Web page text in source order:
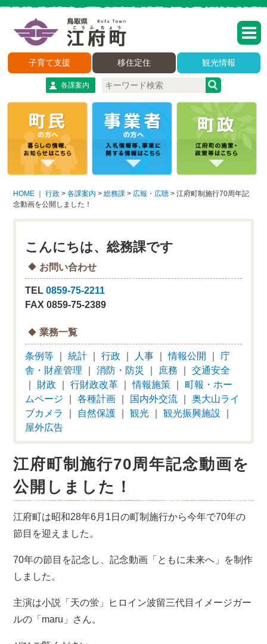
子育て支援 移住定住 観光情報
各課案内
HOME ｜行政 >各課案内 >総務課 > 広報・広聴 >江府町制施行70周年記
念動画を公開しました！
こんにちは、総務課です
お問い合わせ
TEL0859-75-2211
FAX 0859-75-2389
業務一覧
条例等 ｜統計 ｜行政 人事 ｜情報公開
庁
舎・財産管理 ｜消防・防災 庶務 ｜交通安全
財政 ｜行財政改革 ｜情報施策 ｜町報・ホー
ムページ ｜各種計画 国内外交流 ｜奥大山ライ
ブカメラ
自然保護 ｜観光 ｜観光振興施設
屋外広告
江府町制施行70周年記念動画を
公開しました！
江府町は昭和28年6月1日の町制施行から今年で70年の
節目を迎えました。
70年の節目を記念し、記念動画「ともに未来へ」を制作
しました。
主演は小説「天の蛍」ヒロイン波留三代目イメージガー
ルの「maru」さん。